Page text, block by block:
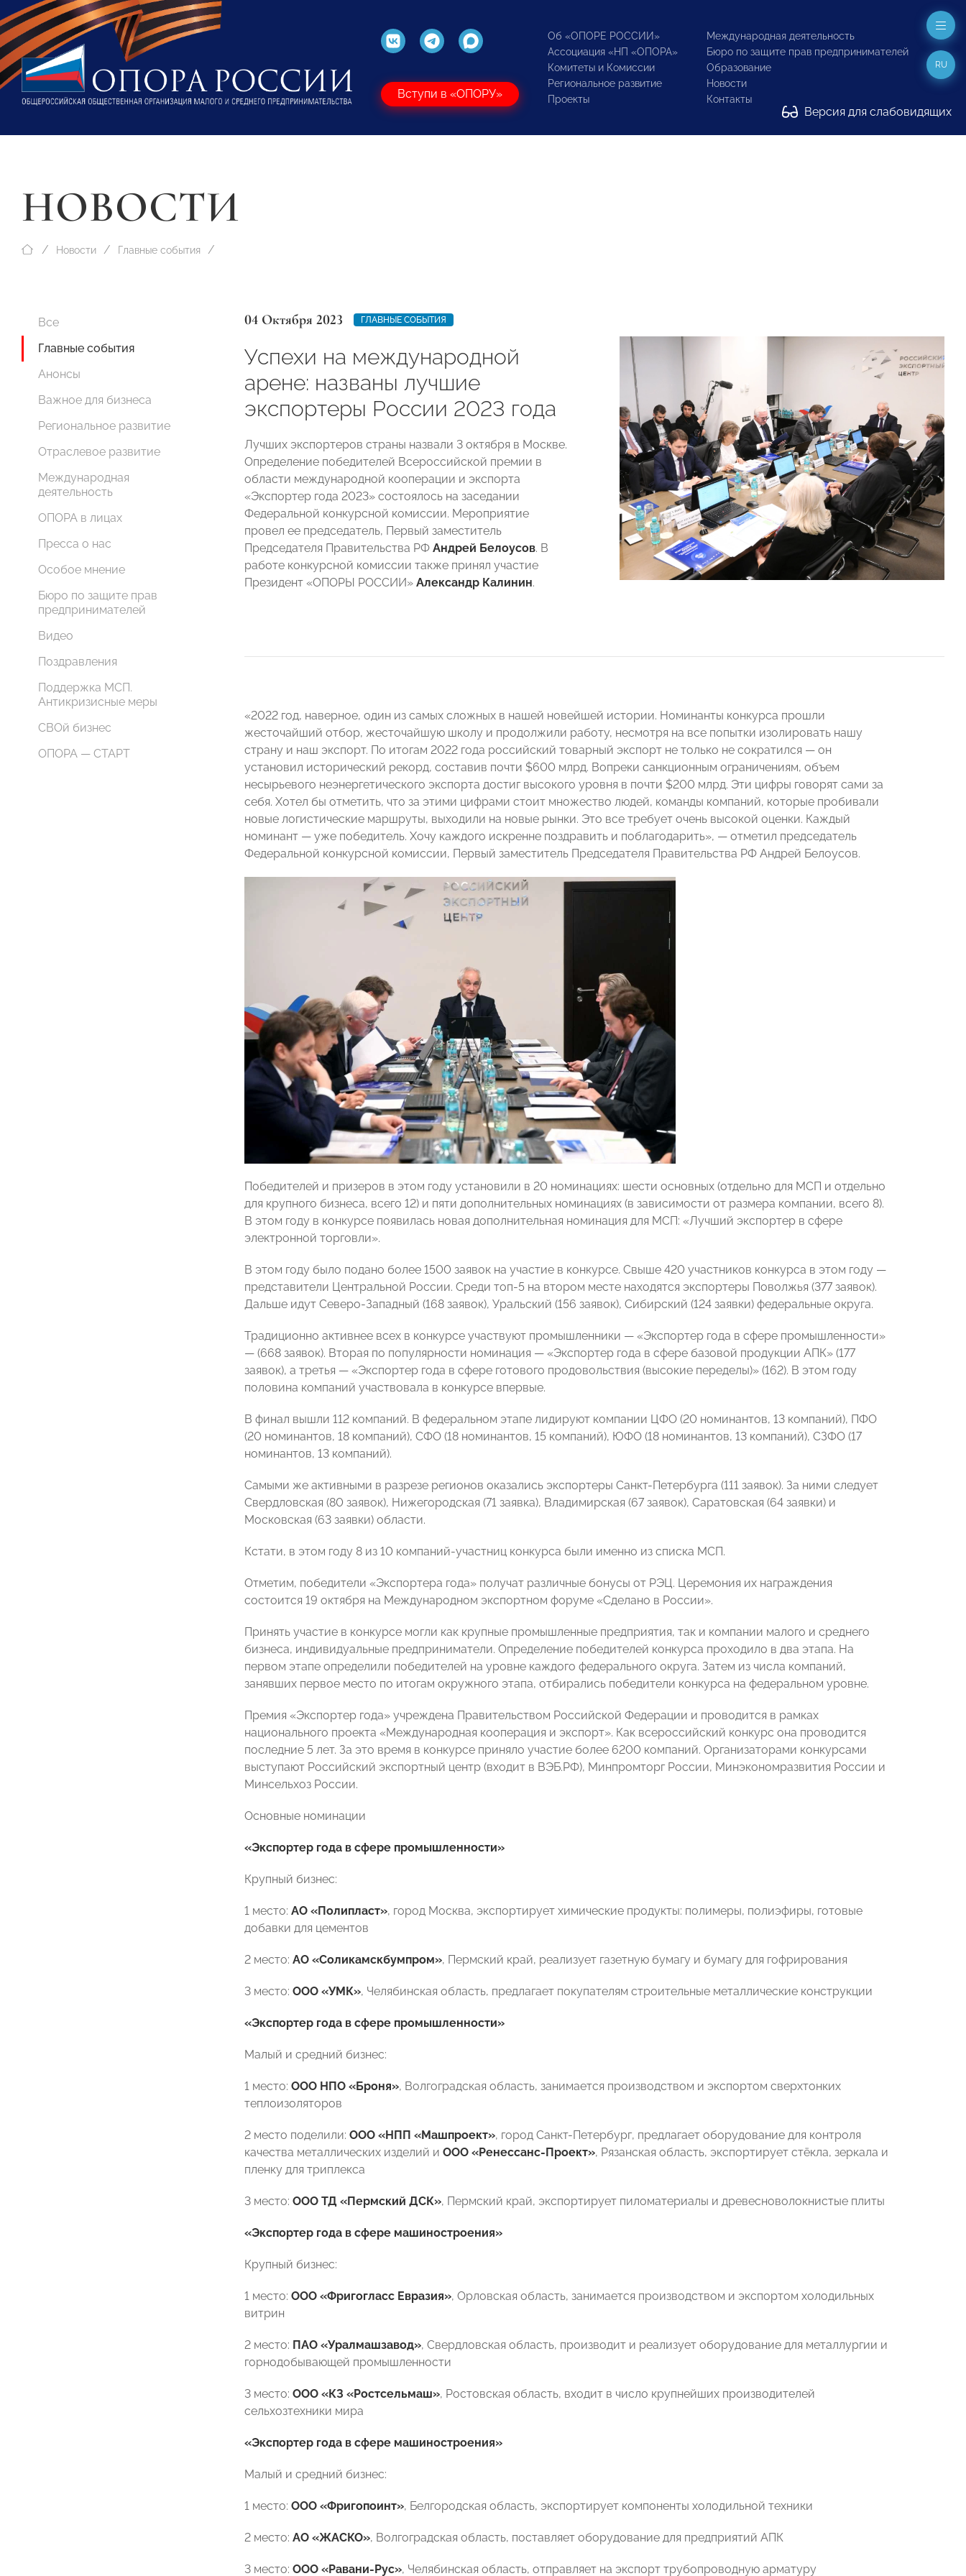
Вступи в «ОПОРУ»
Об «ОПОРЕ РОССИИ»
Ассоциация «НП «ОПОРА»
Комитеты и Комиссии
Региональное развитие
Проекты
Международная деятельность
Бюро по защите прав предпринимателей
Образование
Новости
Контакты
Версия для слабовидящих
RU
НОВОСТИ
Новости Главные события
Все
Главные события
Анонсы
Важное для бизнеса
Региональное развитие
Отраслевое развитие
Международная
деятельность
ОПОРА в лицах
Пресса о нас
Особое мнение
Бюро по защите прав
предпринимателей
Видео
Поздравления
Поддержка МСП.
Антикризисные меры
СВОй бизнес
ОПОРА — СТАРТ
04 Октября 2023 ГЛАВНЫЕ СОБЫТИЯ
Успехи на международной
арене: названы лучшие
экспортеры России 2023 года
Лучших экспортеров страны назвали 3 октября в Москве.
Определение победителей Всероссийской премии в
области международной кооперации и экспорта
«Экспортер года 2023» состоялось на заседании
Федеральной конкурсной комиссии. Мероприятие
провел ее председатель, Первый заместитель
Председателя Правительства РФ Андрей Белоусов. В
работе конкурсной комиссии также принял участие
Президент «ОПОРЫ РОССИИ» Александр Калинин.
«2022 год, наверное, один из самых сложных в нашей новейшей истории. Номинанты конкурса прошли
жесточайший отбор, жесточайшую школу и продолжили работу, несмотря на все попытки изолировать нашу
страну и наш экспорт. По итогам 2022 года российский товарный экспорт не только не сократился — он
установил исторический рекорд, составив почти $600 млрд. Вопреки санкционным ограничениям, объем
несырьевого неэнергетического экспорта достиг высокого уровня в почти $200 млрд. Эти цифры говорят сами за
себя. Хотел бы отметить, что за этими цифрами стоит множество людей, команды компаний, которые пробивали
новые логистические маршруты, выходили на новые рынки. Это все требует очень высокой оценки. Каждый
номинант — уже победитель. Хочу каждого искренне поздравить и поблагодарить», — отметил председатель
Федеральной конкурсной комиссии, Первый заместитель Председателя Правительства РФ Андрей Белоусов.
Победителей и призеров в этом году установили в 20 номинациях: шести основных (отдельно для МСП и отдельно
для крупного бизнеса, всего 12) и пяти дополнительных номинациях (в зависимости от размера компании, всего 8).
В этом году в конкурсе появилась новая дополнительная номинация для МСП: «Лучший экспортер в сфере
электронной торговли».
В этом году было подано более 1500 заявок на участие в конкурсе. Свыше 420 участников конкурса в этом году —
представители Центральной России. Среди топ-5 на втором месте находятся экспортеры Поволжья (377 заявок).
Дальше идут Северо-Западный (168 заявок), Уральский (156 заявок), Сибирский (124 заявки) федеральные округа.
Традиционно активнее всех в конкурсе участвуют промышленники — «Экспортер года в сфере промышленности»
— (668 заявок). Вторая по популярности номинация — «Экспортер года в сфере базовой продукции АПК» (177
заявок), а третья — «Экспортер года в сфере готового продовольствия (высокие переделы)» (162). В этом году
половина компаний участвовала в конкурсе впервые.
В финал вышли 112 компаний. В федеральном этапе лидируют компании ЦФО (20 номинантов, 13 компаний), ПФО
(20 номинантов, 18 компаний), СФО (18 номинантов, 15 компаний), ЮФО (18 номинантов, 13 компаний), СЗФО (17
номинантов, 13 компаний).
Самыми же активными в разрезе регионов оказались экспортеры Санкт-Петербурга (111 заявок). За ними следует
Свердловская (80 заявок), Нижегородская (71 заявка), Владимирская (67 заявок), Саратовская (64 заявки) и
Московская (63 заявки) области.
Кстати, в этом году 8 из 10 компаний-участниц конкурса были именно из списка МСП.
Отметим, победители «Экспортера года» получат различные бонусы от РЭЦ. Церемония их награждения
состоится 19 октября на Международном экспортном форуме «Сделано в России».
Принять участие в конкурсе могли как крупные промышленные предприятия, так и компании малого и среднего
бизнеса, индивидуальные предприниматели. Определение победителей конкурса проходило в два этапа. На
первом этапе определили победителей на уровне каждого федерального округа. Затем из числа компаний,
занявших первое место по итогам окружного этапа, отбирались победители конкурса на федеральном уровне.
Премия «Экспортер года» учреждена Правительством Российской Федерации и проводится в рамках
национального проекта «Международная кооперация и экспорт». Как всероссийский конкурс она проводится
последние 5 лет. За это время в конкурсе приняло участие более 6200 компаний. Организаторами конкурсами
выступают Российский экспортный центр (входит в ВЭБ.РФ), Минпромторг России, Минэкономразвития России и
Минсельхоз России.
Основные номинации
«Экспортер года в сфере промышленности»
Крупный бизнес:
1 место: АО «Полипласт», город Москва, экспортирует химические продукты: полимеры, полиэфиры, готовые
добавки для цементов
2 место: АО «Соликамскбумпром», Пермский край, реализует газетную бумагу и бумагу для гофрирования
3 место: ООО «УМК», Челябинская область, предлагает покупателям строительные металлические конструкции
«Экспортер года в сфере промышленности»
Малый и средний бизнес:
1 место: ООО НПО «Броня», Волгоградская область, занимается производством и экспортом сверхтонких
теплоизоляторов
2 место поделили: ООО «НПП «Машпроект», город Санкт-Петербург, предлагает оборудование для контроля
качества металлических изделий и ООО «Ренессанс-Проект», Рязанская область, экспортирует стёкла, зеркала и
пленку для триплекса
3 место: ООО ТД «Пермский ДСК», Пермский край, экспортирует пиломатериалы и древесноволокнистые плиты
«Экспортер года в сфере машиностроения»
Крупный бизнес:
1 место: ООО «Фригогласс Евразия», Орловская область, занимается производством и экспортом холодильных
витрин
2 место: ПАО «Уралмашзавод», Свердловская область, производит и реализует оборудование для металлургии и
горнодобывающей промышленности
3 место: ООО «КЗ «Ростсельмаш», Ростовская область, входит в число крупнейших производителей
сельхозтехники мира
«Экспортер года в сфере машиностроения»
Малый и средний бизнес:
1 место: ООО «Фригопоинт», Белгородская область, экспортирует компоненты холодильной техники
2 место: АО «ЖАСКО», Волгоградская область, поставляет оборудование для предприятий АПК
3 место: ООО «Равани-Рус», Челябинская область, отправляет на экспорт трубопроводную арматуру